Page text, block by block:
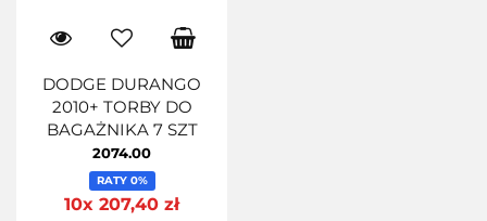
DODGE DURANGO
2010+ TORBY DO
BAGAŻNIKA 7 SZT
2074.00
RATY 0%
10x 207,40 zł